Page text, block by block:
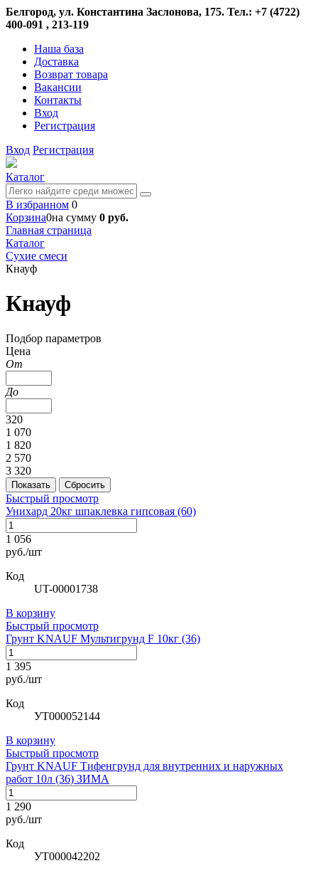
Белгород, ул. Константина Заслонова, 175. Тел.: +7 (4722)
400-091 , 213-119
Наша база
Доставка
Возврат товара
Вакансии
Контакты
Вход
Регистрация
Вход Регистрация
Каталог
В избранном 0
Корзина0на сумму 0 руб.
Главная страница
Каталог
Сухие смеси
Кнауф
Кнауф
Подбор параметров
Цена
От
До
320
1 070
1 820
2 570
3 320
Быстрый просмотр
Унихард 20кг шпаклевка гипсовая (60)
1 056
руб./шт
Код
UT-00001738
В корзину
Быстрый просмотр
Грунт KNAUF Мультигрунд F 10кг (36)
1 395
руб./шт
Код
УТ000052144
В корзину
Быстрый просмотр
Грунт KNAUF Тифенгрунд для внутренних и наружных
работ 10л (36) ЗИМА
1 290
руб./шт
Код
УТ000042202